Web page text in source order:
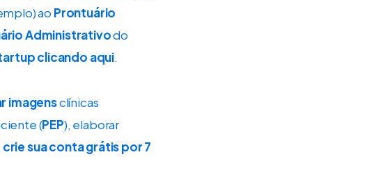
ao Prontuário
Administrativo do
clicando aqui.
imagens clínicas
(PEP), elaborar
crie sua conta grátis por 7